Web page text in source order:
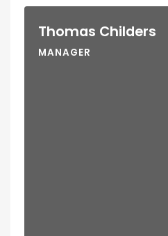
Thomas Childers
MANAGER